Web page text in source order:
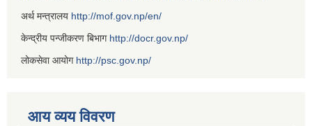
अर्थ मन्त्रालय http://mof.gov.np/en/
केन्द्रीय पन्जीकरण बिभाग http://docr.gov.np/
लोकसेवा आयोग http://psc.gov.np/
आय व्यय विवरण